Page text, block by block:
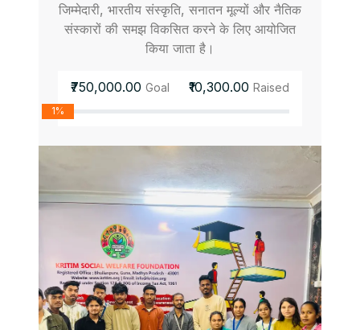
जिम्मेदारी, भारतीय संस्कृति, सनातन मूल्यों और नैतिक
संस्कारों की समझ विकसित करने के लिए आयोजित
किया जाता है।
₹750,000.00 Goal ₹10,300.00 Raised
1%